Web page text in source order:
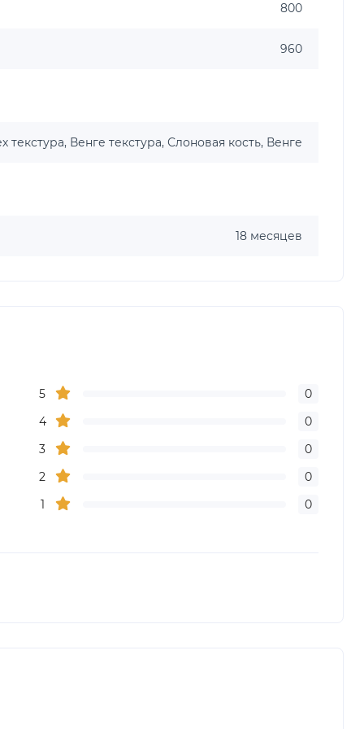
800
960
текстура, Венге текстура, Слоновая кость, Венге
18 месяцев
5
0
4
0
3
0
2
0
1
0